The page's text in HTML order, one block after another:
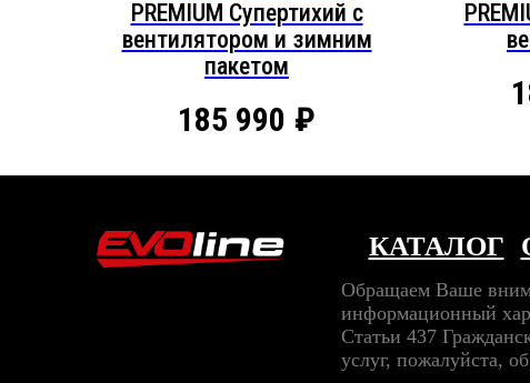
PREMIUM Супертихий c
вентилятором и зимним
пакетом
185 990 ₽
КАТАЛОГ
Обращаем Ваше
информационный
Статьи 437
услуг, пожалуйста,